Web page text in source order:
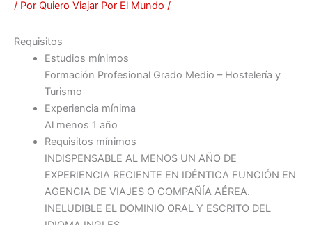
/ Por Quiero Viajar Por El Mundo /
Requisitos
Estudios mínimos
Formación Profesional Grado Medio – Hostelería y
Turismo
Experiencia mínima
Al menos 1 año
Requisitos mínimos
INDISPENSABLE AL MENOS UN AÑO DE
EXPERIENCIA RECIENTE EN IDÉNTICA FUNCIÓN EN
AGENCIA DE VIAJES O COMPAÑÍA AÉREA.
INELUDIBLE EL DOMINIO ORAL Y ESCRITO DEL